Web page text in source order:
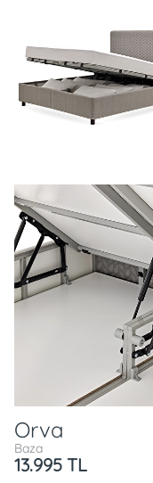
Orva
Baza
13.995 TL